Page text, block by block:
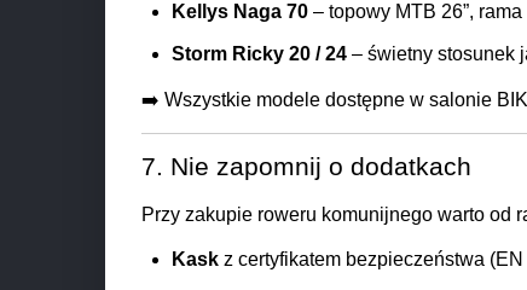
Kellys Naga 70 – topowy MTB 26”,
Storm Ricky 20 / 24 – świetny stosunek
➡️ Wszystkie modele dostępne w salonie
7. Nie zapomnij o dodatkach
Przy zakupie roweru komunijnego warto od
Kask z certyfikatem bezpieczeństwa